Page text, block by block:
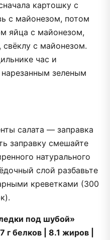
картошку с
с майонезом, потом
яйца с майонезом,
свёклу с майонезом.
час и
зеленым
салата — заправка
заправку смешайте
натурального
слой разбавьте
креветками (300
под шубой»
г белков | 8.1 жиров |